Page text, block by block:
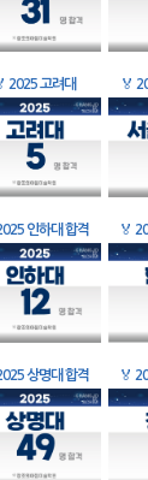
2025 고려대 🏅
인하대 합격 🏅
상명대 합격 🏅